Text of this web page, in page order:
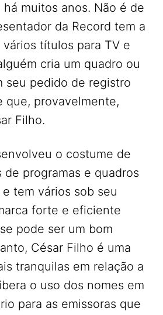
muitos anos. Não é de
da Record tem a
títulos para TV e
cria um quadro ou
seu pedido de registro
que, provavelmente,
Filho.
o costume de
de programas e quadros
tem vários sob seu
forte e eficiente
pode ser um bom
César Filho é uma
tranquilas em relação a
o uso dos nomes em
para as emissoras que